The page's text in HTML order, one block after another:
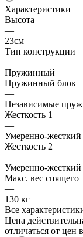
Характеристики
Высота
—
23см
Тип конструкции
—
Пружинный
Пружинный блок
—
Независимые
Жесткость 1
—
Умеренно-жесткий
Жесткость 2
—
Умеренно-жесткий
Макс. вес спящего
—
130 кг
Все
Цена
отличаться от цен